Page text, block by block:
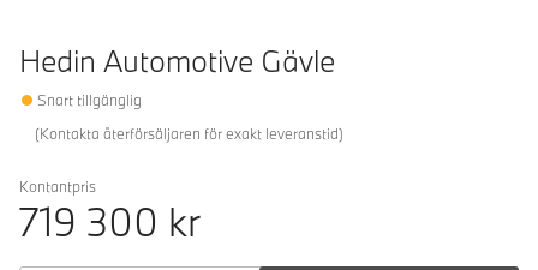
Hedin Automotive Gävle
Snart tillgänglig
(Kontakta återförsäljaren för exakt leveranstid)
Kontantpris
719 300 kr